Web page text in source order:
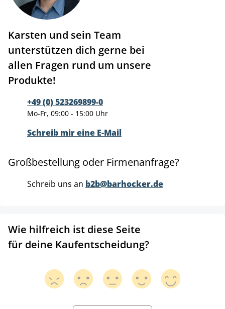
Karsten und sein Team
unterstützen dich gerne bei
allen Fragen rund um unsere
Produkte!
+49 (0) 523269899-0
Mo-Fr, 09:00 - 15:00 Uhr
Schreib mir eine E-Mail
Großbestellung oder Firmenanfrage?
Schreib uns an b2b@barhocker.de
Wie hilfreich ist diese Seite
für deine Kaufentscheidung?